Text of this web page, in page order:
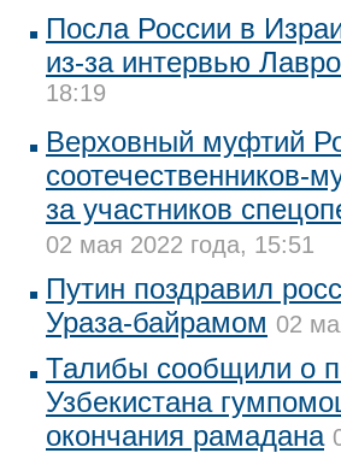
Посла России в
из-за интервью
18:19
Верховный муфтий
соотечественников-
за участников
02 мая 2022 года, 15:51
Путин поздравил
Ураза-байрамом 02
Талибы сообщили о
Узбекистана
окончания рамадана